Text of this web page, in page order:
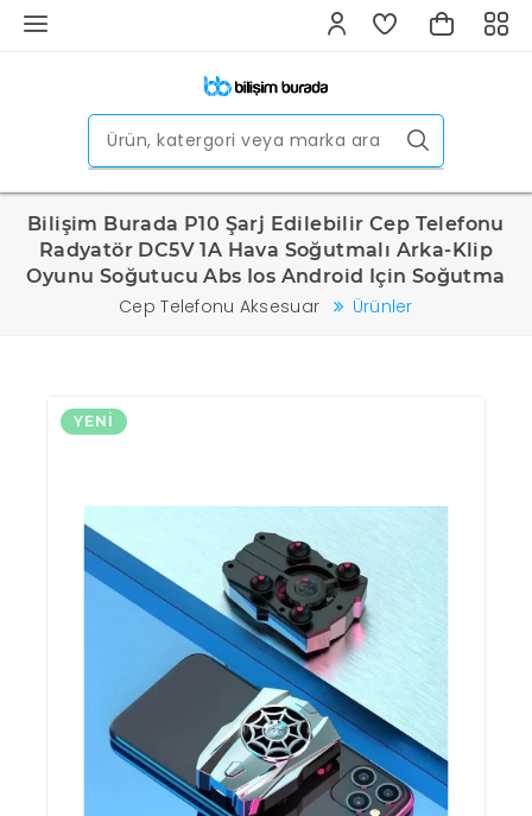
Bilişim Burada P10 Şarj Edilebilir Cep Telefonu
Radyatör DC5V 1A Hava Soğutmalı Arka-Klip
Oyunu Soğutucu Abs Ios Android Için Soğutma
Cep Telefonu Aksesuar Ürünler
YENI